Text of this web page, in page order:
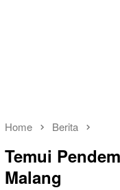
Home Berita
Temui
Malang